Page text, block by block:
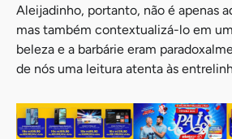
Aleijadinho, portanto, não é apenas
mas também contextualizá-lo em
beleza e a barbárie eram
de nós uma leitura atenta às